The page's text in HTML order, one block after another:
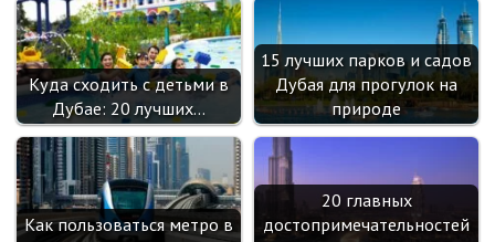
Куда сходить с детьми в
Дубае: 20 лучших…
15 лучших парков и садов
Дубая для прогулок на
природе
Как пользоваться метро в
20 главных
достопримечательностей